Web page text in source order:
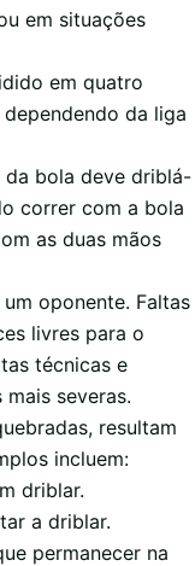
em situações
em quatro
da liga
da bola deve driblá-
correr com a bola
as duas mãos
oponente. Faltas
livres para o
técnicas e
severas.
resultam
incluem:
driblar.
a driblar.
permanecer na